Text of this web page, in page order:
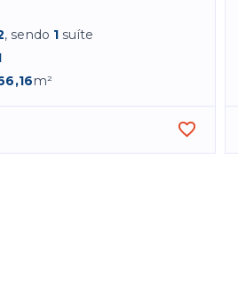
, sendo 1 suíte
m²